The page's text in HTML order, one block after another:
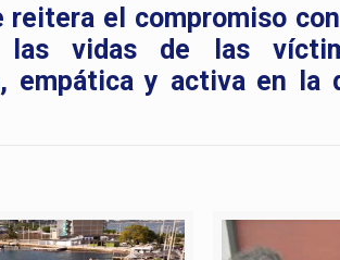
el compromiso
las vidas de las
empática y activa en la